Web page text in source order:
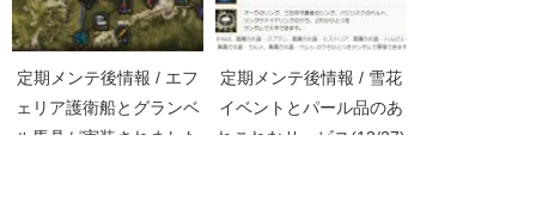
定期メンテ後情報 / エフ
ェリア護衛船とグランベ
ル馬具が実装されました
定期メンテ後情報 / 雪花
イベントとパール品のあ
れこれなサービス(12/27)